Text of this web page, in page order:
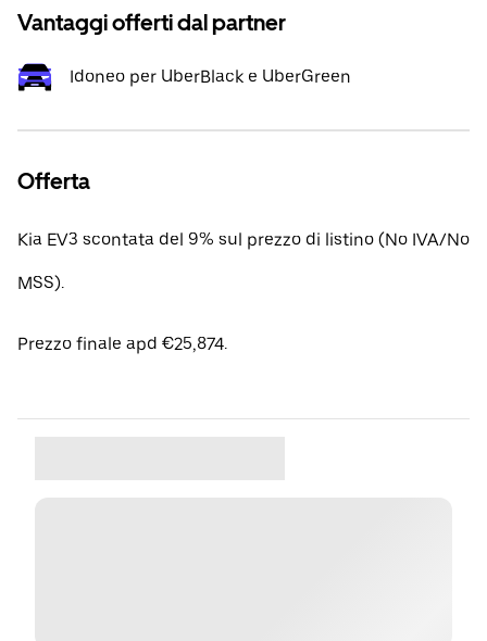
Vantaggi offerti dal partner
Idoneo per UberBlack e UberGreen
Offerta
Kia EV3 scontata del 9% sul prezzo di listino (No IVA/No
MSS).
Prezzo finale apd €25,874.